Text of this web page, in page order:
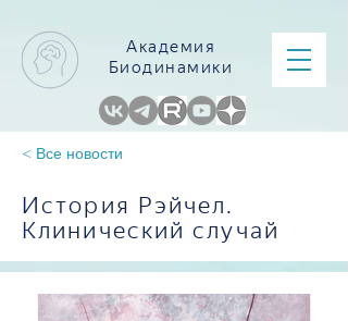
Академия
Биодинамики
< Все новости
История Рэйчел.
Клинический случай